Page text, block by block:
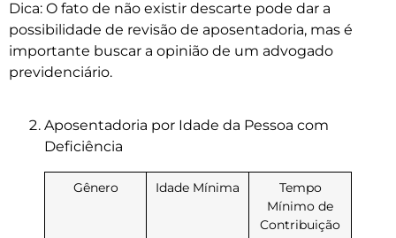
Dica: O fato de não existir descarte pode dar a
possibilidade de revisão de aposentadoria, mas é
importante buscar a opinião de um advogado
previdenciário.
Aposentadoria por Idade da Pessoa com
Deficiência
Gênero Idade Mínima
Tempo
Mínimo de
Contribuição